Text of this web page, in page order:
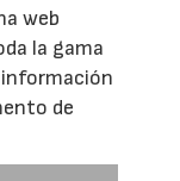
web
la gama
información
de